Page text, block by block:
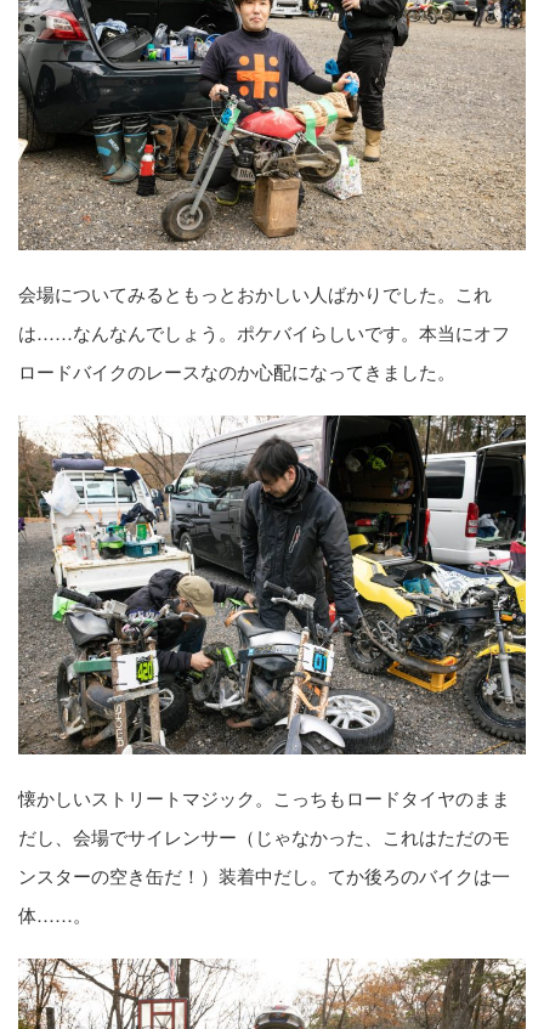
会場についてみるともっとおかしい人ばかりでした。これ
は……なんなんでしょう。ポケバイらしいです。本当にオフ
ロードバイクのレースなのか心配になってきました。
懐かしいストリートマジック。こっちもロードタイヤのまま
だし、会場でサイレンサー（じゃなかった、これはただのモ
ンスターの空き缶だ！）装着中だし。てか後ろのバイクは一
体……。